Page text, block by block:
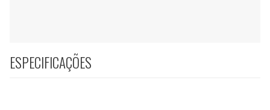
ESPECIFICAÇÕES